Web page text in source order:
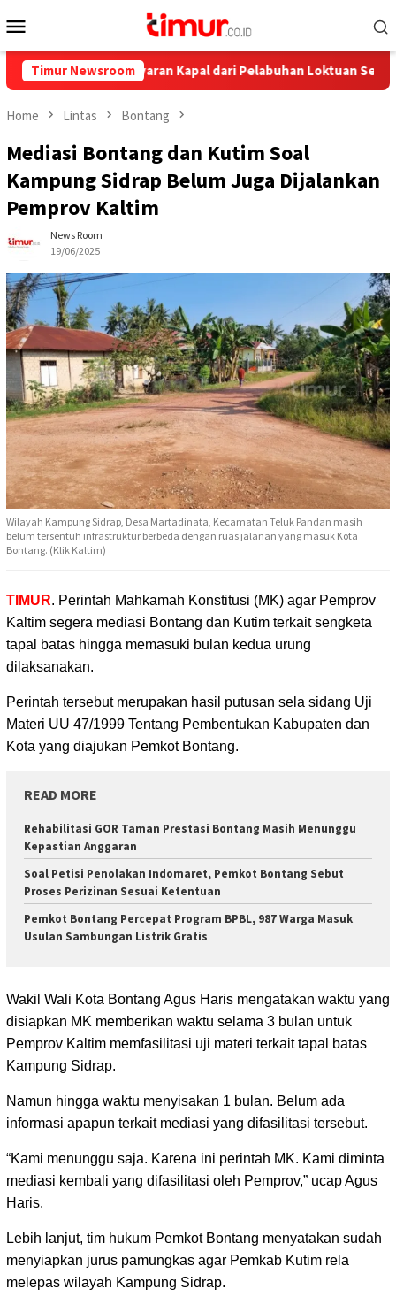
to
Menu
Timur Newsroom
Ini Pelayaran Kapal dari Pelabuhan Loktuan Selama Juli 2026
Home Lintas Bontang
Mediasi Bontang dan Kutim Soal
Kampung Sidrap Belum Juga Dijalankan
Pemprov Kaltim
News Room
19/06/2025
Wilayah Kampung Sidrap, Desa Martadinata, Kecamatan Teluk Pandan masih
belum tersentuh infrastruktur berbeda dengan ruas jalanan yang masuk Kota
Bontang. (Klik Kaltim)
TIMUR. Perintah Mahkamah Konstitusi (MK) agar Pemprov
Kaltim segera mediasi Bontang dan Kutim terkait sengketa
tapal batas hingga memasuki bulan kedua urung
dilaksanakan.
Perintah tersebut merupakan hasil putusan sela sidang Uji
Materi UU 47/1999 Tentang Pembentukan Kabupaten dan
Kota yang diajukan Pemkot Bontang.
READ MORE
Rehabilitasi GOR Taman Prestasi Bontang Masih Menunggu
Kepastian Anggaran
Soal Petisi Penolakan Indomaret, Pemkot Bontang Sebut
Proses Perizinan Sesuai Ketentuan
Pemkot Bontang Percepat Program BPBL, 987 Warga Masuk
Usulan Sambungan Listrik Gratis
Wakil Wali Kota Bontang Agus Haris mengatakan waktu yang
disiapkan MK memberikan waktu selama 3 bulan untuk
Pemprov Kaltim memfasilitasi uji materi terkait tapal batas
Kampung Sidrap.
Namun hingga waktu menyisakan 1 bulan. Belum ada
informasi apapun terkait mediasi yang difasilitasi tersebut.
“Kami menunggu saja. Karena ini perintah MK. Kami diminta
mediasi kembali yang difasilitasi oleh Pemprov,” ucap Agus
Haris.
Lebih lanjut, tim hukum Pemkot Bontang menyatakan sudah
menyiapkan jurus pamungkas agar Pemkab Kutim rela
melepas wilayah Kampung Sidrap.